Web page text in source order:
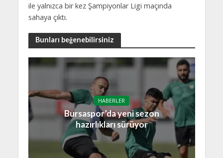
ile yalnızca bir kez Şampiyonlar Ligi maçında
sahaya çıktı.
Bunları beğenebilirsiniz
HABERLER
Bursaspor’da yeni sezon
hazırlıkları sürüyor